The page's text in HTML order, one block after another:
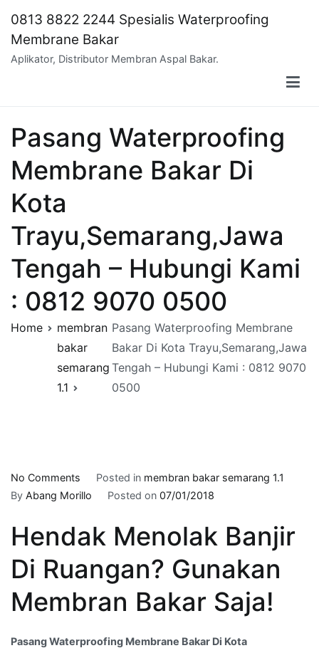
content
0813 8822 2244 Spesialis Waterproofing
Membrane Bakar
Aplikator, Distributor Membran Aspal Bakar.
Pasang Waterproofing
Membrane Bakar Di
Kota
Trayu,Semarang,Jawa
Tengah – Hubungi Kami
: 0812 9070 0500
Home
membran
bakar
semarang
1.1
Pasang Waterproofing Membrane
Bakar Di Kota Trayu,Semarang,Jawa
Tengah – Hubungi Kami : 0812 9070
0500
No Comments
Pasang
Membrane
Bakar
Di
Trayu,Semarang,Jawa
–
Posted in membran bakar semarang 1.1
By Abang Morillo Posted on 07/01/2018
Hendak Menolak Banjir
Di Ruangan? Gunakan
Membran Bakar Saja!
Pasang Waterproofing Membrane Bakar Di Kota